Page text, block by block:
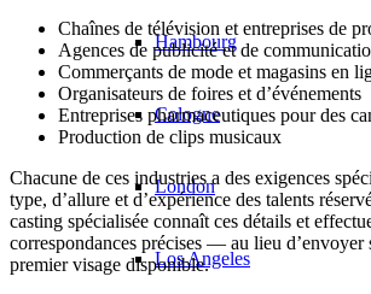
Hambourg
Cologne
London
Los Angeles
Chaînes de télévision et entreprises de
Agences de publicité et de
Commerçants de mode et magasins en
Organisateurs de foires et d’événements
Entreprises pharmaceutiques pour des
Production de clips musicaux
Chacune de ces industries a des exigences
type, d’allure et d’expérience des talents
casting spécialisée connaît ces détails et
correspondances précises — au lieu d’envoyer
premier visage disponible.